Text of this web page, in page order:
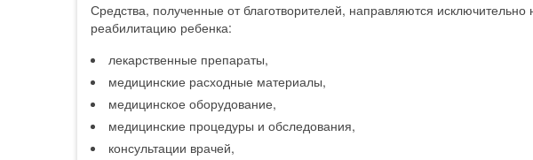
Средства, полученные от благотворителей, направляются
реабилитацию ребенка:
лекарственные препараты,
медицинские расходные материалы,
медицинское оборудование,
медицинские процедуры и обследования,
консультации врачей,